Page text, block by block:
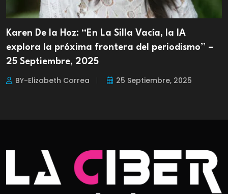
Karen De la Hoz: “En La Silla Vacía, la IA
explora la próxima frontera del periodismo” –
25 Septiembre, 2025
BY-Elizabeth Correa 25 Septiembre, 2025